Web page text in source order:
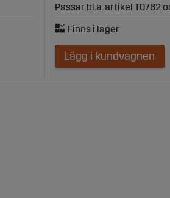
Passar bl.a. artikel T0782
Lägg i kundvagnen